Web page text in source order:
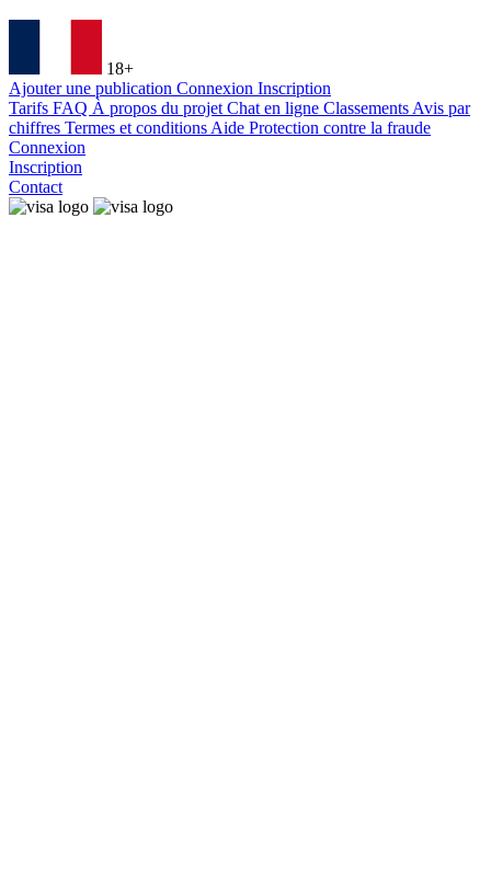
18+
Ajouter une publication Connexion Inscription
Tarifs FAQ À propos du projet Chat en ligne Classements Avis par
chiffres Termes et conditions Aide Protection contre la fraude
Connexion
Inscription
Contact